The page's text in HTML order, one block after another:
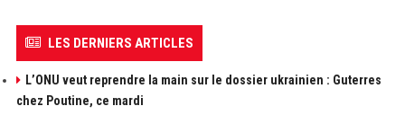
LES DERNIERS ARTICLES
L’ONU veut reprendre la main sur le dossier ukrainien : Guterres
chez Poutine, ce mardi